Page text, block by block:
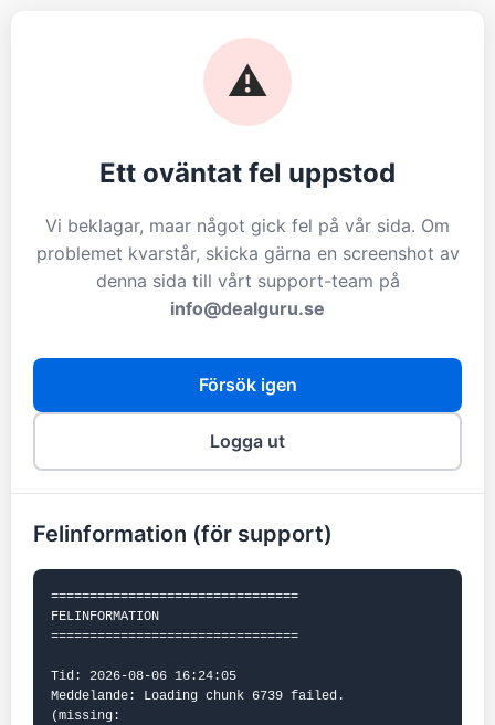
⚠️
Ett oväntat fel uppstod
Vi beklagar, maar något gick fel på vår sida. Om
problemet kvarstår, skicka gärna en screenshot av
denna sida till vårt support-team på
info@dealguru.se
Försök igen
Logga ut
Felinformation (för support)
================================
FELINFORMATION
================================
Tid: 2026-08-06 16:24:05
Meddelande: Loading chunk 6739 failed.
(missing: